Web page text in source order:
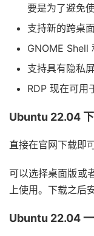
要是为了避免
支持新的跨桌
GNOME Shell
支持具有隐私
RDP 现在可用
Ubuntu 22.04
直接在官网下载即可
可以选择桌面版或
上使用。下载之后
Ubuntu 22.04